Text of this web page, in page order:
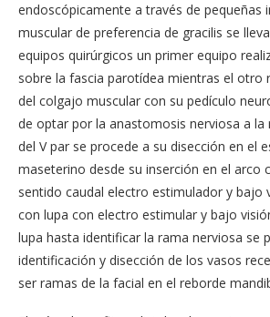
endoscópicamente a través de pequeñas
muscular de preferencia de gracilis se
equipos quirúrgicos un primer equipo
sobre la fascia parotídea mientras el otro
del colgajo muscular con su pedículo
de optar por la anastomosis nerviosa a la
del V par se procede a su disección en el
maseterino desde su inserción en el arco
sentido caudal electro estimulador y bajo
con lupa con electro estimular y bajo
lupa hasta identificar la rama nerviosa se
identificación y disección de los vasos
ser ramas de la facial en el reborde